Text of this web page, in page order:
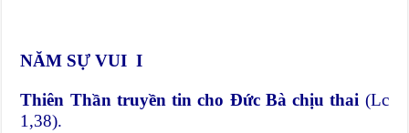
NĂM SỰ VUI I
Thiên Thần truyền tin cho Đức Bà chịu thai (Lc
1,38).